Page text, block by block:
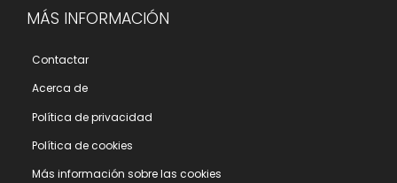
MÁS INFORMACIÓN
Contactar
Acerca de
Polí­tica de privacidad
Polí­tica de cookies
Más información sobre las cookies